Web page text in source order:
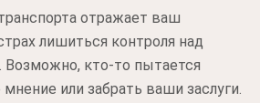
отражает ваш
лишиться контроля над
Возможно, кто-то пытается
или забрать ваши заслуги.